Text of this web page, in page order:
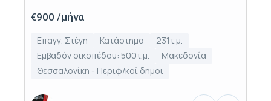
€900 /μήνα
Επαγγ. Στέγη Κατάστημα
231τ.μ.
Εμβαδόν οικοπέδου: 500τ.μ.
Μακεδονία
Θεσσαλονίκη - Περιφ/κοί δήμοι